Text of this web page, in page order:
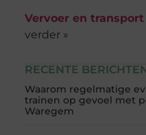
RECENTE
Waarom regelmatige
trainen op gevoel met
Waregem
Vervoer en transport
verder »